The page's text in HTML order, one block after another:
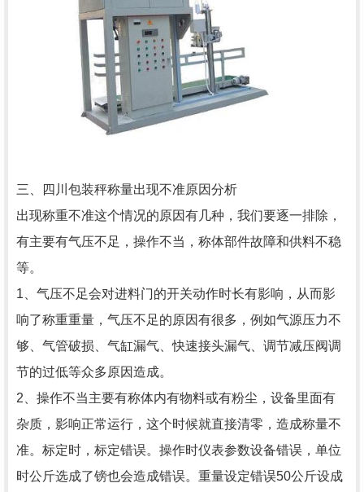
三、四川包装秤称量出现不准原因分析
出现称重不准这个情况的原因有几种，我们要逐一排除，
有主要有气压不足，操作不当，称体部件故障和供料不稳
等。
1、气压不足会对进料门的开关动作时长有影响，从而影
响了称重重量，气压不足的原因有很多，例如气源压力不
够、气管破损、气缸漏气、快速接头漏气、调节减压阀调
节的过低等众多原因造成。
2、操作不当主要有称体内有物料或有粉尘，设备里面有
杂质，影响正常运行，这个时候就直接清零，造成称量不
准。标定时，标定错误。操作时仪表参数设备错误，单位
时公斤选成了镑也会造成错误。重量设定错误50公斤设成